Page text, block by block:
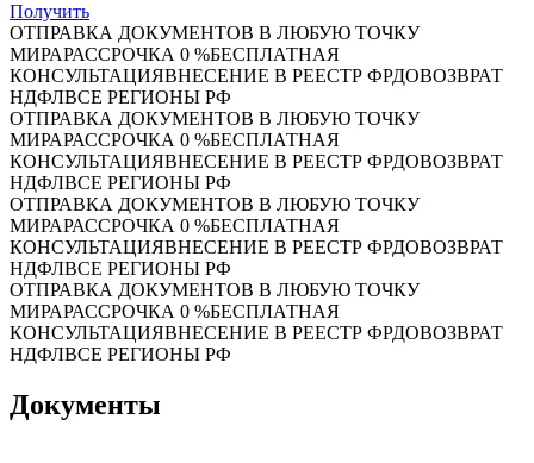
Получить
ОТПРАВКА ДОКУМЕНТОВ В ЛЮБУЮ ТОЧКУ
МИРАРАССРОЧКА 0 %БЕСПЛАТНАЯ
КОНСУЛЬТАЦИЯВНЕСЕНИЕ В РЕЕСТР ФРДОВОЗВРАТ
НДФЛВСЕ РЕГИОНЫ РФ
ОТПРАВКА ДОКУМЕНТОВ В ЛЮБУЮ ТОЧКУ
МИРАРАССРОЧКА 0 %БЕСПЛАТНАЯ
КОНСУЛЬТАЦИЯВНЕСЕНИЕ В РЕЕСТР ФРДОВОЗВРАТ
НДФЛВСЕ РЕГИОНЫ РФ
ОТПРАВКА ДОКУМЕНТОВ В ЛЮБУЮ ТОЧКУ
МИРАРАССРОЧКА 0 %БЕСПЛАТНАЯ
КОНСУЛЬТАЦИЯВНЕСЕНИЕ В РЕЕСТР ФРДОВОЗВРАТ
НДФЛВСЕ РЕГИОНЫ РФ
ОТПРАВКА ДОКУМЕНТОВ В ЛЮБУЮ ТОЧКУ
МИРАРАССРОЧКА 0 %БЕСПЛАТНАЯ
КОНСУЛЬТАЦИЯВНЕСЕНИЕ В РЕЕСТР ФРДОВОЗВРАТ
НДФЛВСЕ РЕГИОНЫ РФ
Документы